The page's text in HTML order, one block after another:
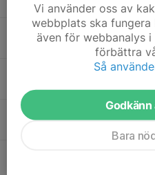
Uthyrt till medlem
20
Vi använder oss av
webbplats ska
även för webbanalys
förbättra
Så
Godkänn
Bara